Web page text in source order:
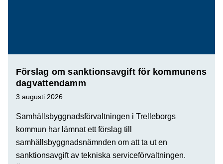
Förslag om sanktionsavgift för kommunens
dagvattendamm
3 augusti 2026
Samhällsbyggnadsförvaltningen i Trelleborgs
kommun har lämnat ett förslag till
samhällsbyggnadsnämnden om att ta ut en
sanktionsavgift av tekniska serviceförvaltningen.